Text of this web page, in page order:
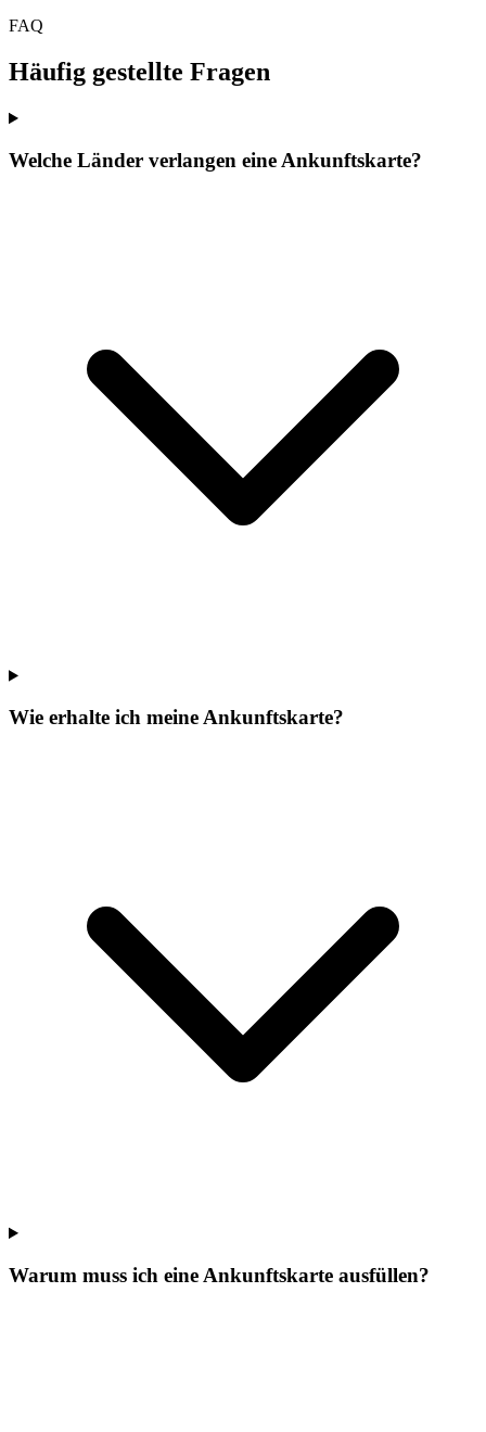
FAQ
Häufig gestellte Fragen
Welche Länder verlangen eine Ankunftskarte?
Wie erhalte ich meine Ankunftskarte?
Warum muss ich eine Ankunftskarte ausfüllen?